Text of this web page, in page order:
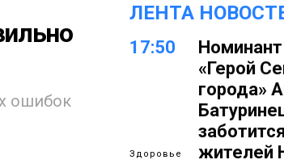
ошибок
ЛЕНТА
17:50
Здоровье
«Герой
города»
жителей